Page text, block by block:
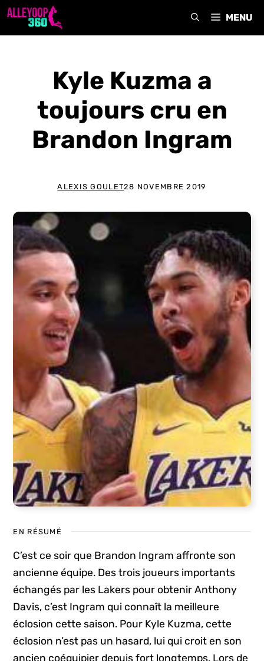
Aller
MENU
Kyle Kuzma a
toujours cru en
Brandon Ingram
ALEXIS GOULET28 NOVEMBRE 2019
EN RÉSUMÉ
C’est ce soir que Brandon Ingram affronte son
ancienne équipe. Des trois joueurs importants
échangés par les Lakers pour obtenir Anthony
Davis, c’est Ingram qui connaît la meilleure
éclosion cette saison. Pour Kyle Kuzma, cette
éclosion n’est pas un hasard, lui qui croit en son
ancien coéquipier depuis fort longtemps. Lors de